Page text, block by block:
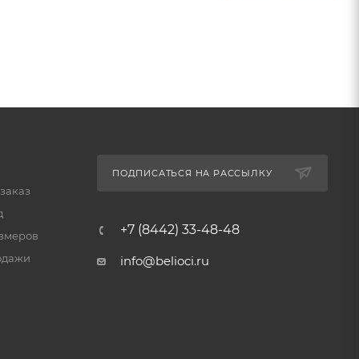
ПОДПИСАТЬСЯ НА РАССЫЛКУ
+7 (8442) 33-48-48
info@belioci.ru